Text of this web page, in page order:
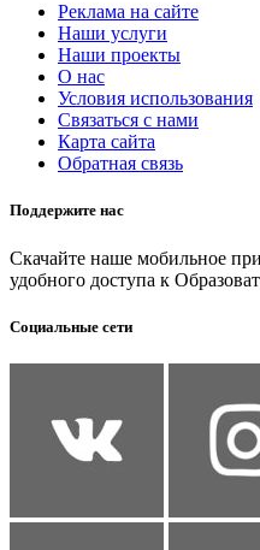
Реклама на сайте
Наши услуги
Наши проекты
О нас
Условия использования
Связаться с нами
Карта сайта
Обратная связь
Поддержите нас
Скачайте наше мобильное
удобного доступа к
Социальные сети